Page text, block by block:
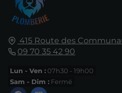
415 Route des
09 70 35 42 90
Lun - Ven : 07h30 - 19h00
Sam - Dim : Fermé